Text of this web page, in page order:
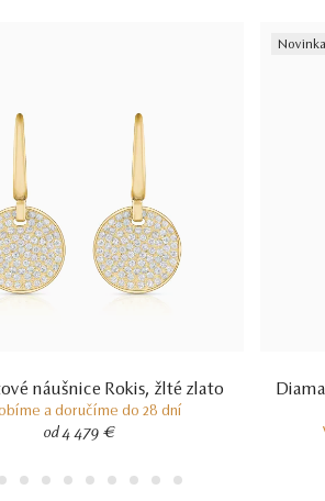
náušnice Rokis, žlté zlato
a doručíme do 28 dní
od 4 479 €
Novinka
2 3 4 5 6 7 8 9 10